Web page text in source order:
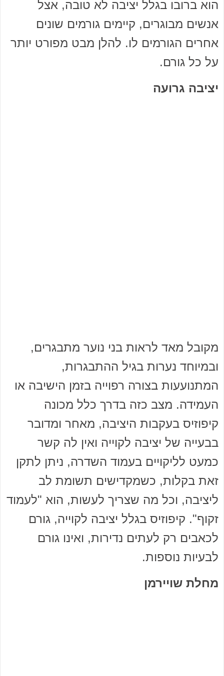
הוא ברובו בגלל יציבה לא טובה, אצל
אנשים מבוגרים, קיימים גורמים שונים
אחרים הגורמים לו. להלן מבט מפורט יותר
על כל גורם.
יציבה גרועה
מקובל מאד לראות בני נוער מתבגרים,
ובמיוחד נערות בגיל ההתבגרות,
המתנועעות בצורה רפוייה בזמן הישיבה או
העמידה. מצב כזה בדרך כלל מכונה
קיפוזיס בעקבות היציבה, מאחר ומדובר
בבעייה של יציבה לקוייה ואין לה קשר
כמעט לליקויים בעמוד השדרה, ניתן לתקן
זאת בקלות, כשמקדישים תשומת לב
ליציבה, וכל מה שצריך לעשות, הוא "לעמוד
זקוף". קיפוזיס בגלל יציבה לקוייה, גורם
לכאבים רק לעתים נדירות, ואינו גורם
לבעיות נוספות.
מחלת שויירמן